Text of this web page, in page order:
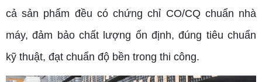
cả sản phẩm đều có chứng chỉ CO/CQ chuẩn nhà
máy, đảm bảo chất lượng ổn định, đúng tiêu chuẩn
kỹ thuật, đạt chuẩn độ bền trong thi công.